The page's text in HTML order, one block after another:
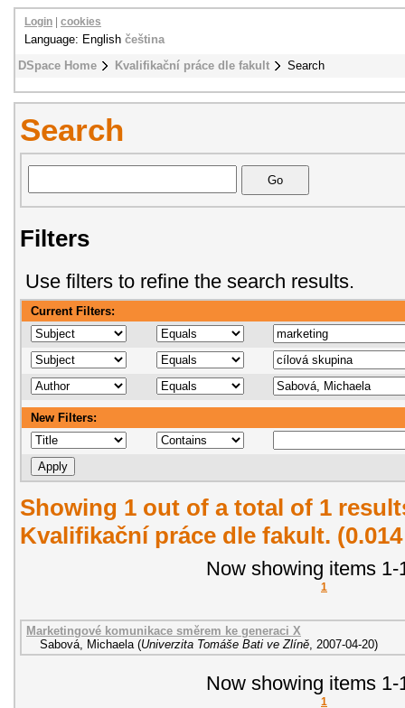
DSpace Home Kvalifikační práce dle fakult Search
Login cookies
Language: English čeština
Search
Filters
Use filters to refine the search results.
Current Filters:
New Filters:
Showing 1 out of a total of 1
Kvalifikační práce dle fakult.
Now showing items 1-
1
Marketingové komunikace směrem ke generaci X
Sabová, Michaela (Univerzita Tomáše Bati ve Zlíně 2007-04-20)
Now showing items 1-
1